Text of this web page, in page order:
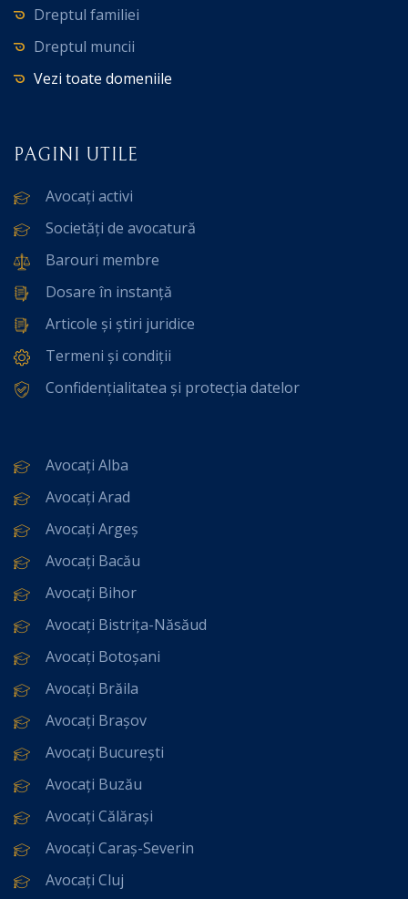
Dreptul familiei
Dreptul muncii
Vezi toate domeniile
PAGINI UTILE
Avocați activi
Societăți de avocatură
Barouri membre
Dosare în instanță
Articole și știri juridice
Termeni și condiții
Confidențialitatea și protecția datelor
Avocați Alba
Avocați Arad
Avocați Argeș
Avocați Bacău
Avocați Bihor
Avocați Bistrița-Năsăud
Avocați Botoșani
Avocați Brăila
Avocați Brașov
Avocați București
Avocați Buzău
Avocați Călărași
Avocați Caraș-Severin
Avocați Cluj